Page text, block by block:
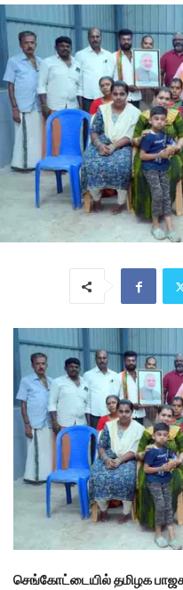
செங்கோட்டையில் தமிழக